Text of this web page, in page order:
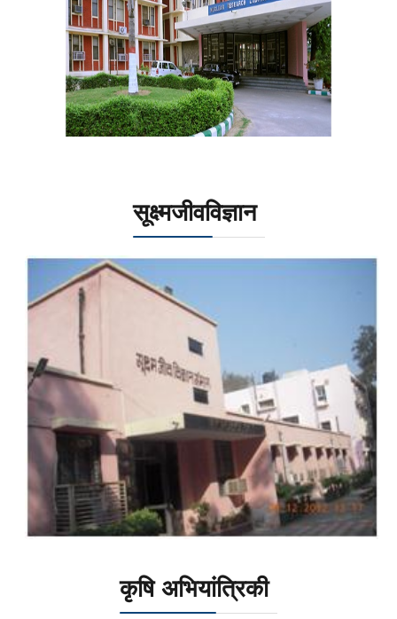
सूक्ष्मजीवविज्ञान
कृषि अभियांत्रिकी